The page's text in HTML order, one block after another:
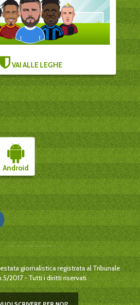
VAI ALLE LEGHE
Android
giornalistica registrata al Tribunale
2017 - Tutti i diritti riservati